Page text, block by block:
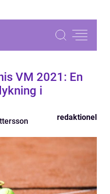
VM 2021: En
i
redaktionel